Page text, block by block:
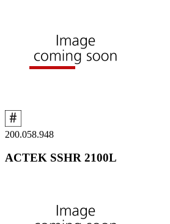
200.058.948
ACTEK SSHR 2100L